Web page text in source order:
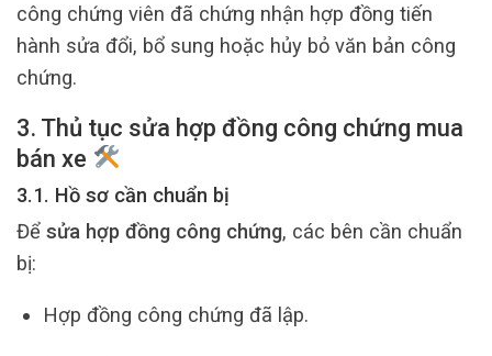
công chứng viên đã chứng nhận hợp đồng tiến
hành sửa đổi, bổ sung hoặc hủy bỏ văn bản công
chứng.
3. Thủ tục sửa hợp đồng công chứng mua
bán xe
3.1. Hồ sơ cần chuẩn bị
Để sửa hợp đồng công chứng, các bên cần chuẩn
bị:
Hợp đồng công chứng đã lập.